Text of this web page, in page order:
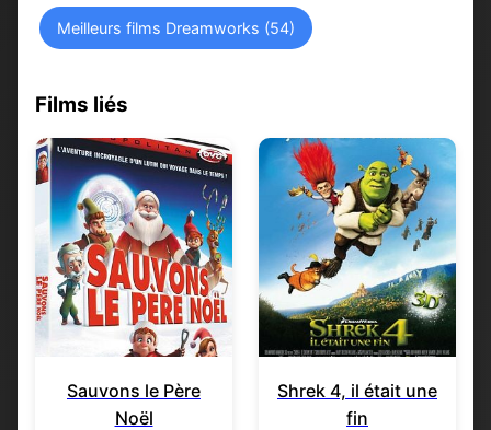
Meilleurs films Dreamworks (54)
Films liés
Sauvons le Père
Noël
Shrek 4, il était une
fin